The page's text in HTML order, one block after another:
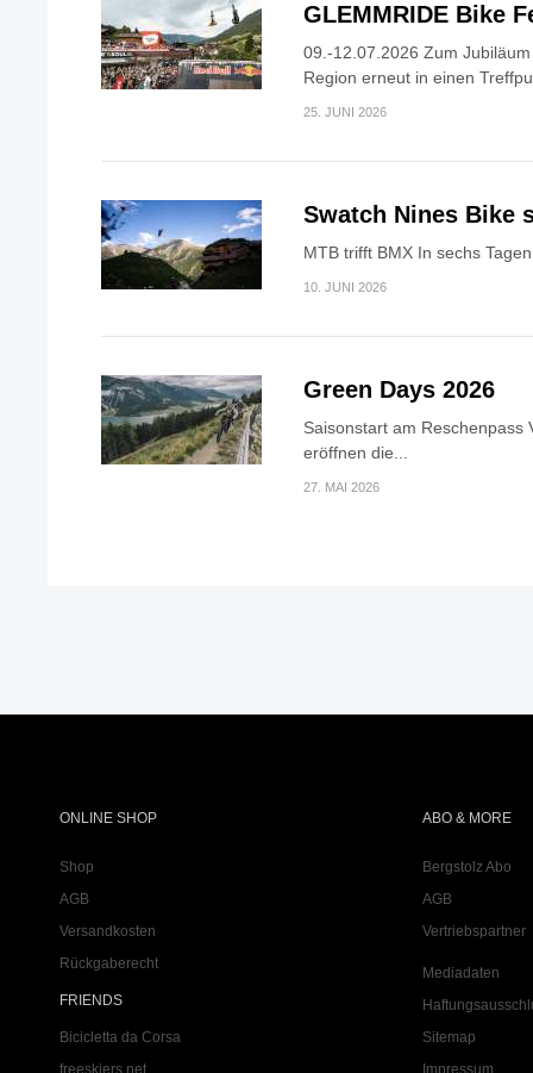
GLEMMRIDE Bike
09.-12.07.2026 Zum
Region erneut in einen
25. JUNI 2026
Swatch Nines Bike
MTB trifft BMX In sechs
10. JUNI 2026
Green Days 2026
Saisonstart am Reschenpass
eröffnen die...
27. MAI 2026
ONLINE SHOP
Shop
AGB
Versandkosten
Rückgaberecht
FRIENDS
Bicicletta da Corsa
freeskiers.net
ABO & MORE
Bergstolz Abo
AGB
Vertriebspartner
Mediadaten
Sitemap
Impressum